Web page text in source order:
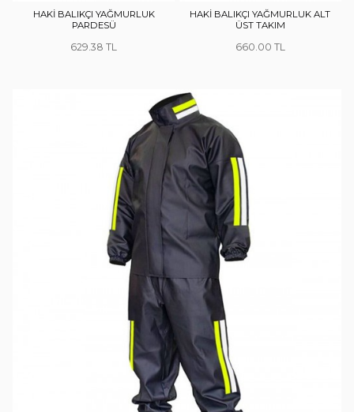
HAKİ BALIKÇI YAĞMURLUK
PARDESÜ
629.38
HAKİ BALIKÇI YAĞMURLUK ALT
ÜST TAKIM
660.00